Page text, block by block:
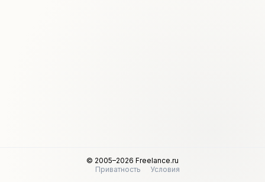
© 2005–2026 Freelance.ru
Приватность
Условия